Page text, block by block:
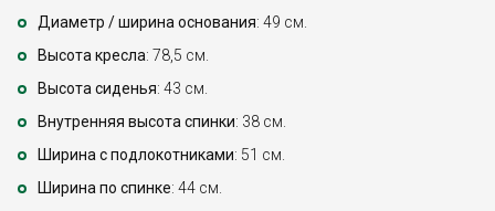
Диаметр / ширина основания: 49 см.
Высота кресла: 78,5 см.
Высота сиденья: 43 см.
Внутренняя высота спинки: 38 см.
Ширина с подлокотниками: 51 см.
Ширина по спинке: 44 см.